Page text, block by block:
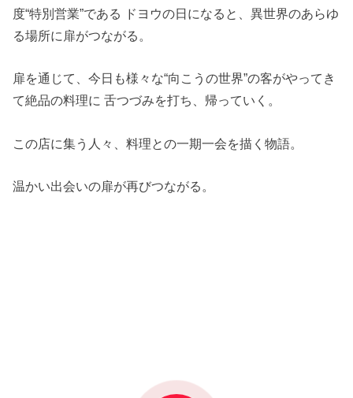
度“特別営業”である ドヨウの日になると、異世界のあらゆ
る場所に扉がつながる。
扉を通じて、今日も様々な“向こうの世界”の客がやってき
て絶品の料理に 舌つづみを打ち、帰っていく。
この店に集う人々、料理との一期一会を描く物語。
温かい出会いの扉が再びつながる。